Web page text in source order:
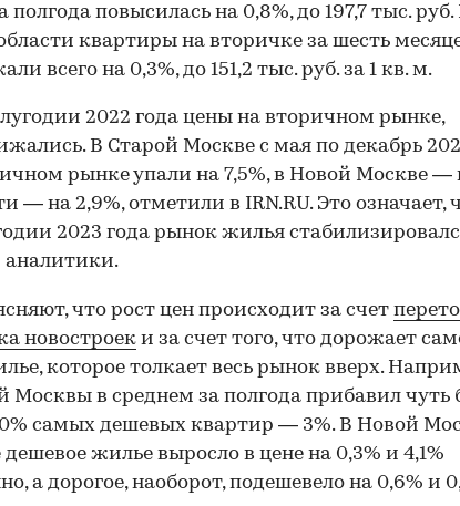
полгода повысилась на 0,8%, до 197,7 тыс. руб.
квартиры на вторичке за шесть
всего на 0,3%, до 151,2 тыс. руб. за 1 кв. м.
2022 года цены на вторичном рынке,
В Старой Москве с мая по декабрь
рынке упали на 7,5%, в Новой Москве —
— на 2,9%, отметили в IRN.RU. Это означает,
2023 года рынок жилья
аналитики.
что рост цен происходит за счет
новостроек и за счет того, что дорожает
которое толкает весь рынок вверх.
Москвы в среднем за полгода прибавил чуть
самых дешевых квартир — 3%. В Новой
жилье выросло в цене на 0,3% и 4,1%
а дорогое, наоборот, подешевело на 0,6% и